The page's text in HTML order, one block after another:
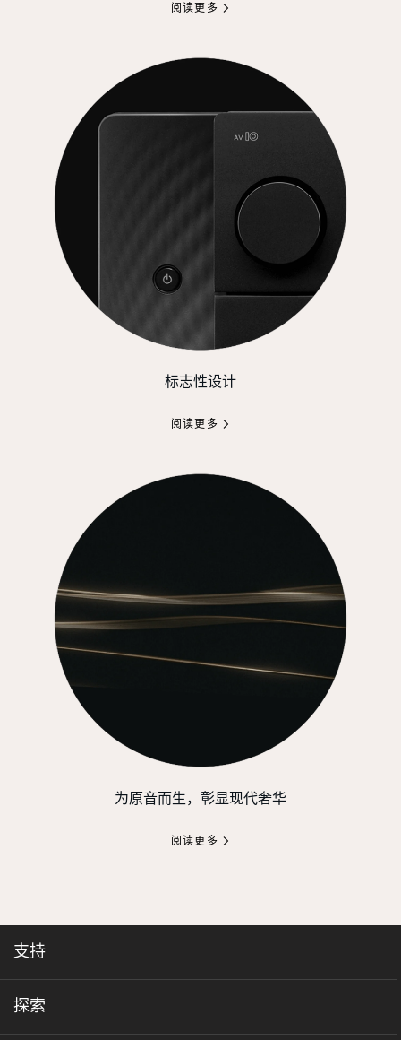
阅读更多
标志性设计
阅读更多
为原音而生，彰显现代奢华
阅读更多
支持
探索